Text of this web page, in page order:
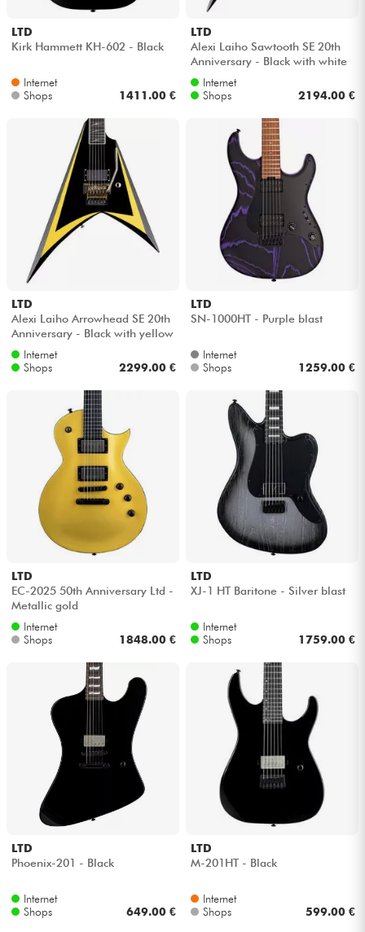
LTD
Kirk Hammett KH-602 - Black
Internet
Shops
1411.00 €
LTD
Alexi Laiho Sawtooth SE 20th
Anniversary - Black with white
bevelsInternet
Shops
2194.00 €
LTD
Alexi Laiho Arrowhead SE 20th
Anniversary - Black with yellow
bevelsInternet
Shops
2299.00 €
LTD
SN-1000HT - Purple blast
Internet
Shops
1259.00 €
LTD
EC-2025 50th Anniversary Ltd -
Metallic gold
Internet
Shops
1848.00 €
LTD
XJ-1 HT Baritone - Silver blast
Internet
Shops
1759.00 €
LTD
Phoenix-201 - Black
Internet
Shops
649.00 €
LTD
M-201HT - Black
Internet
Shops
599.00 €